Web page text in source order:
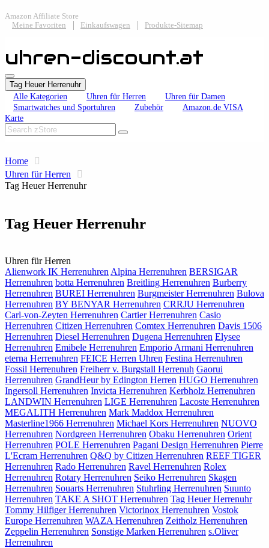
Amazon Affiliate Store
Meine Favoriten
Einkaufswagen Produkte-Sitemap
uhren-discount.at
Tag Heuer Herrenuhr
Alle Kategorien
Uhren für Herren
Uhren für Damen
Smartwatches und Sportuhren
Zubehör
Amazon.de VISA
Karte
Home
Uhren für Herren
Tag Heuer Herrenuhr
Tag Heuer Herrenuhr
Uhren für Herren
Alienwork IK Herrenuhren Alpina Herrenuhren BERSIGAR
Herrenuhren botta Herrenuhren Breitling Herrenuhren Burberry
Herrenuhren BUREI Herrenuhren Burgmeister Herrenuhren Bulova
Herrenuhren BY BENYAR Herrenuhren CRRJU Herrenuhren
Carl-von-Zeyten Herrenuhren Cartier Herrenuhren Casio
Herrenuhren Citizen Herrenuhren Comtex Herrenuhren Davis 1506
Herrenuhren Diesel Herrenuhren Dugena Herrenuhren Elysee
Herrenuhren Emibele Herrenuhren Emporio Armani Herrenuhren
eterna Herrenuhren FEICE Herren Uhren Festina Herrenuhren
Fossil Herrenuhren Freiherr v. Burgstall Herrenuh Gaorui
Herrenuhren GrandHeur by Edington Herren HUGO Herrenuhren
Ingersoll Herrenuhren Invicta Herrenuhren Kerbholz Herrenuhren
LANDWIN Herrenuhren LIGE Herrenuhren Lacoste Herrenuhren
MEGALITH Herrenuhren Mark Maddox Herrenuhren
Masterline1966 Herrenuhren Michael Kors Herrenuhren NUOVO
Herrenuhren Nordgreen Herrenuhren Obaku Herrenuhren Orient
Herrenuhren POLE Herrenuhren Pagani Design Herrenuhren Pierre
L'Ecram Herrenuhren Q&Q by Citizen Herrenuhren REEF TIGER
Herrenuhren Rado Herrenuhren Ravel Herrenuhren Rolex
Herrenuhren Rotary Herrenuhren Seiko Herrenuhren Skagen
Herrenuhren Souarts Herrenuhren Stuhrling Herrenuhren Suunto
Herrenuhren TAKE A SHOT Herrenuhren Tag Heuer Herrenuhr
Tommy Hilfiger Herrenuhren Victorinox Herrenuhren Vostok
Europe Herrenuhren WAZA Herrenuhren Zeitholz Herrenuhren
Zeppelin Herrenuhren Sonstige Marken Herrenuhren s.Oliver
Herrenuhren